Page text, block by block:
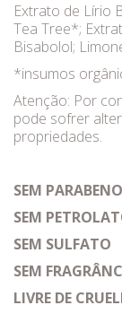
Extrato de Lírio
Tea Tree*;
Bisabolol;
*insumos
Atenção: Por
pode sofrer
propriedades.
SEM
SEM
SEM SULFATO
SEM
LIVRE DE